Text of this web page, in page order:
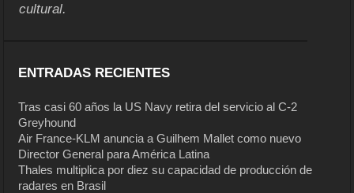
cultural.
ENTRADAS RECIENTES
Tras casi 60 años la US Navy retira del servicio al C-2
Greyhound
Air France-KLM anuncia a Guilhem Mallet como nuevo
Director General para América Latina
Thales multiplica por diez su capacidad de producción de
radares en Brasil